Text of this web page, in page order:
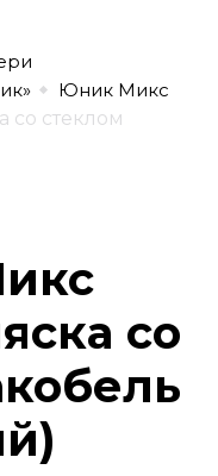
Юник Микс
со стеклом
со